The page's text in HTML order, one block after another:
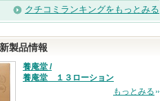
クチコミランキングをもっとみる
製品情報
養庵堂 /
養庵堂 １３ローション
もっとみる